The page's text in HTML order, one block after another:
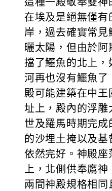
在埃及是絕無僅有
岸，過去確實常
曬太陽，但由於阿
擋了鱷魚的北上，
河再也沒有鱷魚了
殿可能建築在中
址上，殿內的浮雕
世及羅馬時期完成
的沙埋土掩以及
依然完好。神殿座
上，北側供奉鷹
兩間神殿規格相